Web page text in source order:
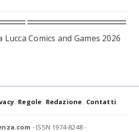
Comics and Games 2026
Regole Redazione Contatti
- ISSN 1974-8248 -